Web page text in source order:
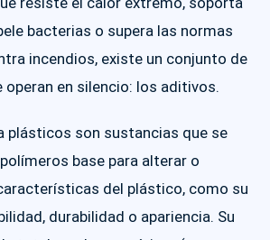
bacterias o supera las normas
incendios, existe un conjunto de
en silencio: los aditivos.
plásticos son sustancias que se
base para alterar o
del plástico, como su
durabilidad o apariencia. Su